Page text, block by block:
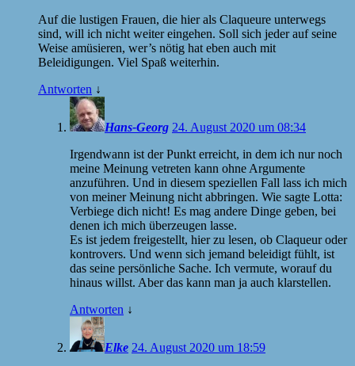
Auf die lustigen Frauen, die hier als Claqueure unterwegs
sind, will ich nicht weiter eingehen. Soll sich jeder auf seine
Weise amüsieren, wer’s nötig hat eben auch mit
Beleidigungen. Viel Spaß weiterhin.
Antworten ↓
Hans-Georg 24. August 2020 um 08:34
Irgendwann ist der Punkt erreicht, in dem ich nur noch
meine Meinung vetreten kann ohne Argumente
anzuführen. Und in diesem speziellen Fall lass ich mich
von meiner Meinung nicht abbringen. Wie sagte Lotta:
Verbiege dich nicht! Es mag andere Dinge geben, bei
denen ich mich überzeugen lasse.
Es ist jedem freigestellt, hier zu lesen, ob Claqueur oder
kontrovers. Und wenn sich jemand beleidigt fühlt, ist
das seine persönliche Sache. Ich vermute, worauf du
hinaus willst. Aber das kann man ja auch klarstellen.
Antworten ↓
Elke 24. August 2020 um 18:59